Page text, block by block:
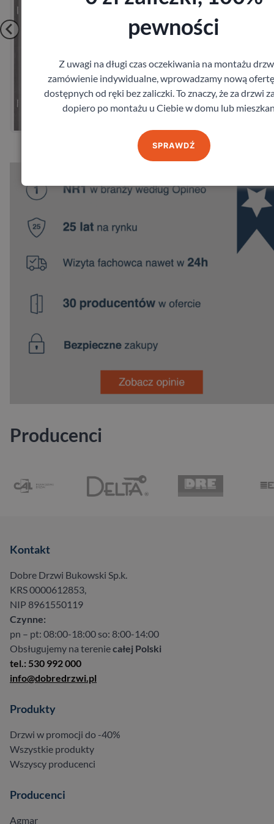
Zobacz
Producenci
Kontakt
Dobre Drzwi Bukowski Sp.k.
KRS 0000612853,
NIP 8961550119
Czynne:
pn – pt: 08:00-18:00 so: 8:00-14:00
Obsługujemy na tereniecałej Polski
tel.: 530 992 000
info@dobredrzwi.pl
Produkty
Drzwi w promocji do -40%
Wszystkie produkty
Wszyscy producenci
Producenci
Agmar
pewności
Z uwagi na długi czas oczekiwania na montażu
zamówienie indywidualne, wprowadzamy nową
dostępnych od ręki bez zaliczki. To znaczy, że za drzwi
dopiero po montażu u Ciebie w domu lub
SPRAWDŹ